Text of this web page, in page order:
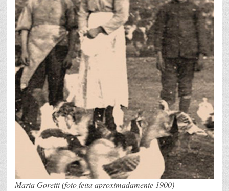
Maria Goretti (foto feita aproximadamente 1900)